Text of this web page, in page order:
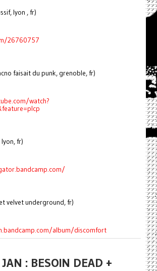
lyon , fr)
26760757
faisait du punk, grenoble, fr)
watch?
fr)
velvet underground, fr)
album/discomfort
: BESOIN DEAD +